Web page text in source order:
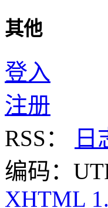
其他
登入
注册
RSS：
日
编码：
XHTML